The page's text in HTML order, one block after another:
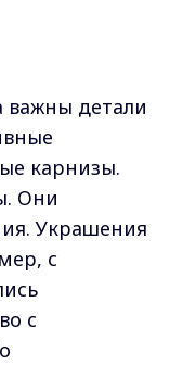
важны детали
карнизы.
Они
Украшения
с
с